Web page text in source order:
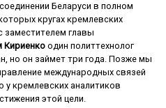
Беларуси в полном
кругах кремлевских
заместителем главы
Кириенкоодин политтехнолог
но он займет три года. Позже мы
международных связей
у кремлевских аналитиков
этой цели.